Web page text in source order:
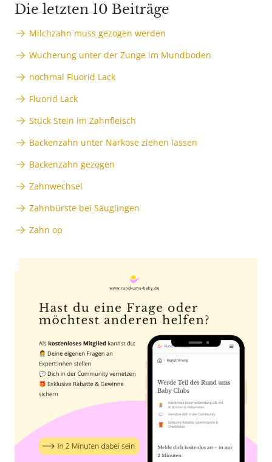
Die letzten 10 Beiträge
Milchzahn muss gezogen werden
Wucherung unter der Zunge im Mundboden
nochmal Fluorid Lack
Fluorid Lack
Stück Stein im Zahnfleisch
Backenzahn unter Narkose ziehen lassen
Backenzahn gezogen
Zahnwechsel
Zahnbürste bei Säuglingen
Zahn op